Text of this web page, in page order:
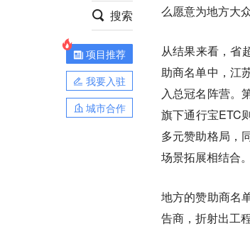
搜索
项目推荐
我要入驻
城市合作
么愿意为地方大
从结果来看，省
助商名单中，江
入总冠名阵营。
旗下通行宝ETC
多元赞助格局，
场景拓展相结合。
地方的赞助商名
告商，折射出工